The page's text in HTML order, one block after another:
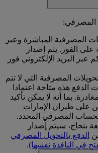
المصرفي:
المصرفية المباشرة وعبر
على الفور. يتم إصدار
عبر البريد الإلكتروني فور
المصرفية التي لا تتم
الدفع هذه متاحة اعتمادا
بما أنه لا يمكن تأكيد
على طيران الإمارات
المصرفي المحدد.
بنجاح، سيتم إصدار
الدفع بالتحويل المصرفي
في النافذة نفسها).